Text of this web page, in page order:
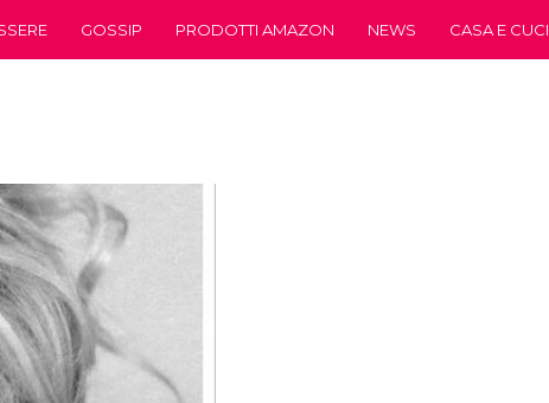
GOSSIP PRODOTTI AMAZON NEWS CASA E